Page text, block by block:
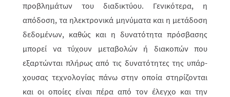
προβλημάτων του διαδικτύου. Γενικότερα, η
απόδοση, τα ηλεκτρονικά μηνύματα και η μετά­δο­ση
δεδομένων, καθώς και η δυνατότητα πρόσβασης
μπορεί να τύχουν μετα­βολών ή διακοπών που
εξαρτώνται πλήρως από τις δυνατότητες της υπάρ­
χου­σας τεχνολογίας πάνω στην οποία στηρίζονται
και οι οποίες είναι πέρα από τον έλεγχο και την